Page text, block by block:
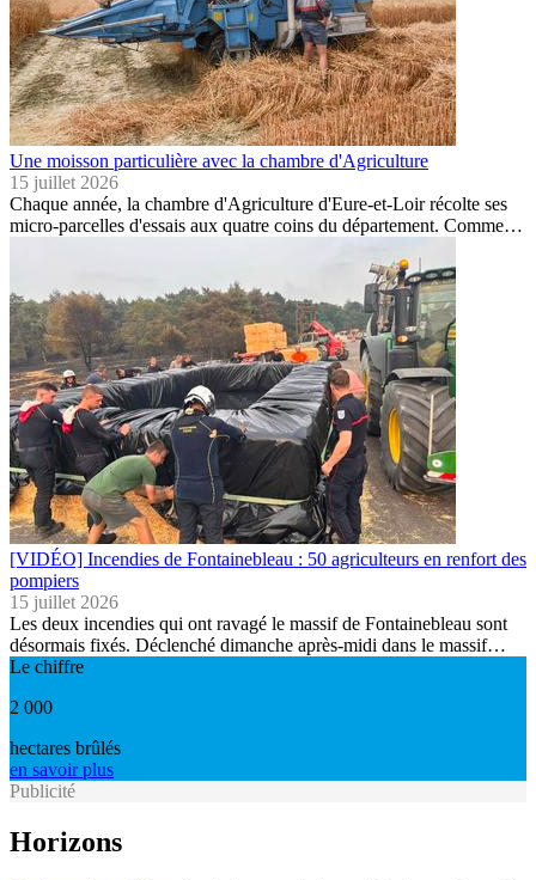
Une moisson particulière avec la chambre d'Agriculture
15 juillet 2026
Chaque année, la chambre d'Agriculture d'Eure-et-Loir récolte ses
micro-parcelles d'essais aux quatre coins du département. Comme…
[VIDÉO] Incendies de Fontainebleau : 50 agriculteurs en renfort des
pompiers
15 juillet 2026
Les deux incendies qui ont ravagé le massif de Fontainebleau sont
désormais fixés. Déclenché dimanche après-midi dans le massif…
Le chiffre
2 000
hectares brûlés
en savoir plus
Publicité
Horizons